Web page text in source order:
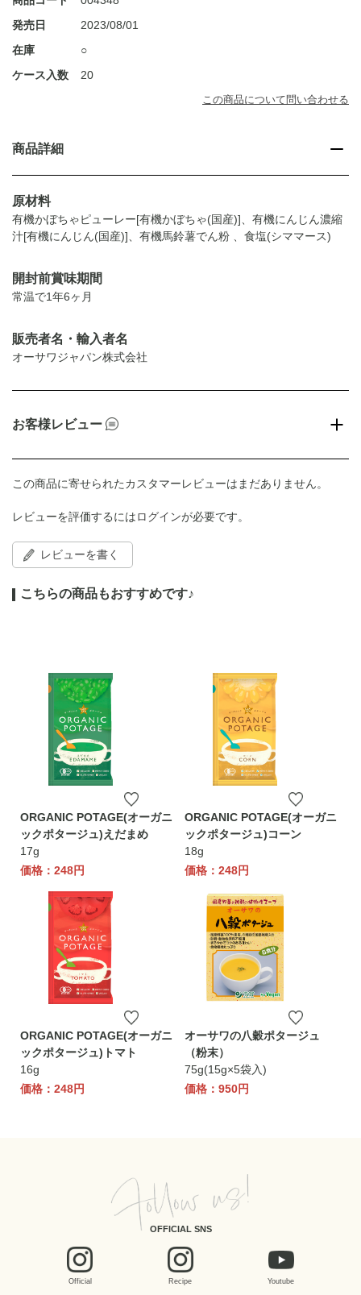
発売日
2023/08/01
在庫
○
ケース入数
20
この商品について問い合わせる
商品詳細
原材料
有機かぼちゃピューレー[有機かぼちゃ(国産)]、有機にんじん濃縮
汁[有機にんじん(国産)]、有機馬鈴薯でん粉 、食塩(シママース)
開封前賞味期間
常温で1年6ヶ月
販売者名・輸入者名
オーサワジャパン株式会社
お客様レビュー
この商品に寄せられたカスタマーレビューはまだありません。
レビューを評価するにはログインが必要です。
レビューを書く
こちらの商品もおすすめです♪
ORGANIC POTAGE(オーガニ
ックポタージュ)えだまめ
17g
価格：248円
ORGANIC POTAGE(オーガニ
ックポタージュ)コーン
18g
価格：248円
ORGANIC POTAGE(オーガニ
ックポタージュ)トマト
16g
価格：248円
オーサワの八穀ポタージュ
（粉末）
75g(15g×5袋入)
価格：950円
OFFICIAL SNS
Official Recipe Youtube